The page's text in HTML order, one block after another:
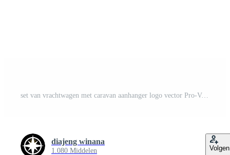
set van vrachtwagen met caravan aanhanger logo vector Pro-Vector en Pro-SVG
diajeng winana
1.080 Middelen Volgen